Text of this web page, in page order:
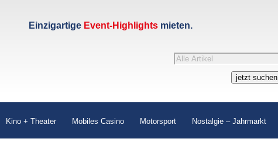
Einzigartige Event-Highlightsmieten.
Products
jetzt suchen
Kino + Theater Mobiles Casino Motorsport Nostalgie – Jahrmarkt